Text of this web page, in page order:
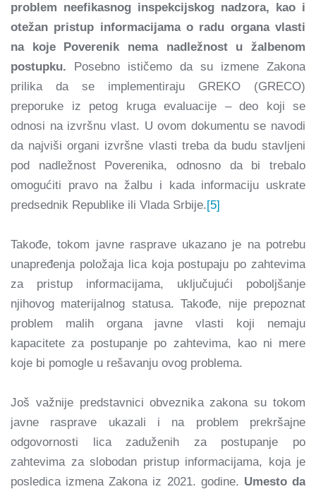
problem neefikasnog inspekcijskog nadzora, kao i
otežan pristup informacijama o radu organa vlasti
na koje Poverenik nema nadležnost u žalbenom
postupku. Posebno ističemo da su izmene Zakona
prilika da se implementiraju GREKO (GRECO)
preporuke iz petog kruga evaluacije – deo koji se
odnosi na izvršnu vlast. U ovom dokumentu se navodi
da najviši organi izvršne vlasti treba da budu stavljeni
pod nadležnost Poverenika, odnosno da bi trebalo
omogućiti pravo na žalbu i kada informaciju uskrate
predsednik Republike ili Vlada Srbije.[5]
Takođe, tokom javne rasprave ukazano je na potrebu
unapređenja položaja lica koja postupaju po zahtevima
za pristup informacijama, uključujući poboljšanje
njihovog materijalnog statusa. Takođe, nije prepoznat
problem malih organa javne vlasti koji nemaju
kapacitete za postupanje po zahtevima, kao ni mere
koje bi pomogle u rešavanju ovog problema.
Još važnije predstavnici obveznika zakona su tokom
javne rasprave ukazali i na problem prekršajne
odgovornosti lica zaduženih za postupanje po
zahtevima za slobodan pristup informacijama, koja je
posledica izmena Zakona iz 2021. godine. Umesto da